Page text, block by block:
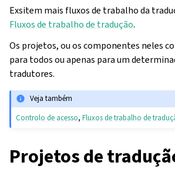
Exsitem mais fluxos de trabalho da
Fluxos de trabalho de tradução.
Os projetos, ou os componentes neles
para todos ou apenas para um
tradutores.
Veja também
Controlo de acesso,Fluxos de trabalho de
Projetos de